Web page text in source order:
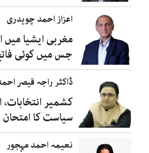
اعزاز احمد چوہدری
مغربی ایشیا
جس میں کوئی
ڈاکٹر راجہ قیصر
کشمیر
سیاست کا امتحان
نعیمہ احمد مہجور